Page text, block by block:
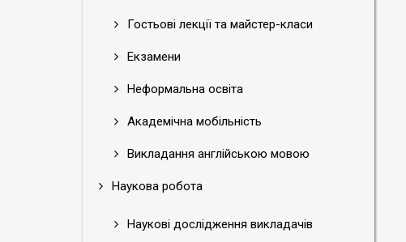
Гостьові лекції та майстер-класи
Екзамени
Неформальна освіта
Академічна мобільність
Викладання англійською мовою
Наукова робота
Наукові дослідження викладачів